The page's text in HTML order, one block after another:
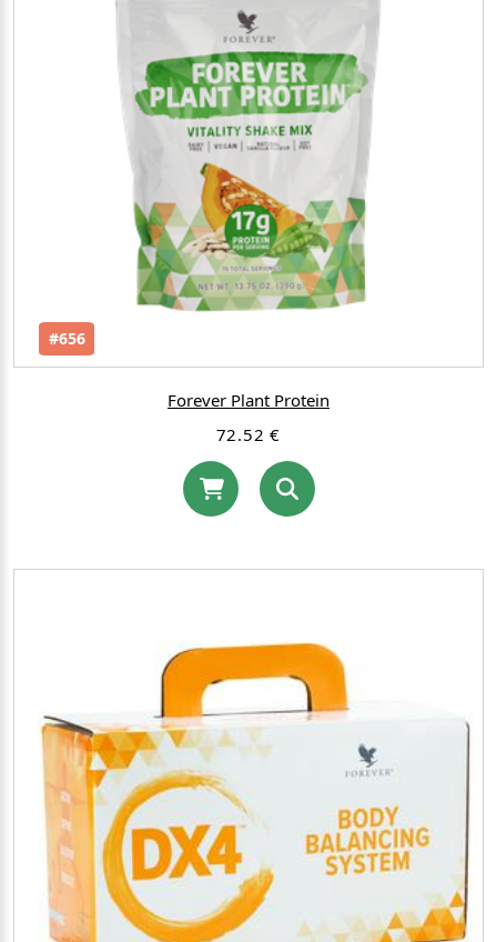
#656
Forever Plant Protein
72.52 €